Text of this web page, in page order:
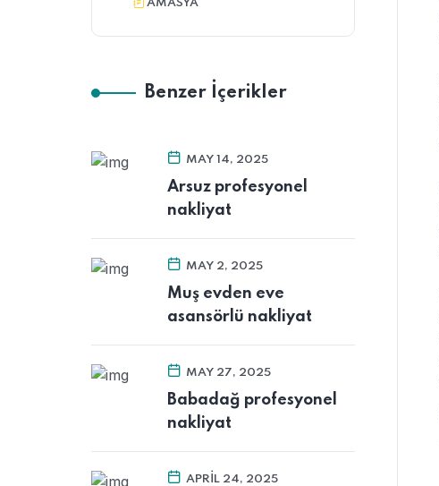
AMASYA
Benzer İçerikler
MAY 14, 2025
Arsuz profesyonel
nakliyat
MAY 2, 2025
Muş evden eve
asansörlü nakliyat
MAY 27, 2025
Babadağ profesyonel
nakliyat
APRIL 24, 2025